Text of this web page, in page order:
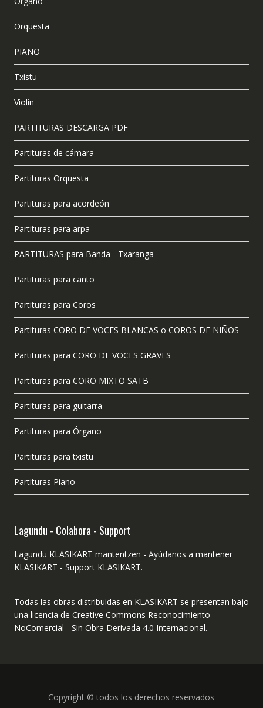
Orquesta
PIANO
Txistu
Violín
PARTITURAS DESCARGA PDF
Partituras de cámara
Partituras Orquesta
Partituras para acordeón
Partituras para arpa
PARTITURAS para Banda - Txaranga
Partituras para canto
Partituras para Coros
Partituras CORO DE VOCES BLANCAS o COROS DE NIÑOS
Partituras para CORO DE VOCES GRAVES
Partituras para CORO MIXTO SATB
Partituras para guitarra
Partituras para Órgano
Partituras para txistu
Partituras Piano
Lagundu - Colabora - Support
Lagundu KLASIKART mantentzen - Ayúdanos a mantener
KLASIKART - Support KLASIKART.
Todas las obras distribuidas en KLASIKART se presentan bajo
una licencia de Creative Commons Reconocimiento -
NoComercial - Sin Obra Derivada 4.0 Internacional.
Copyright © todos los derechos reservados